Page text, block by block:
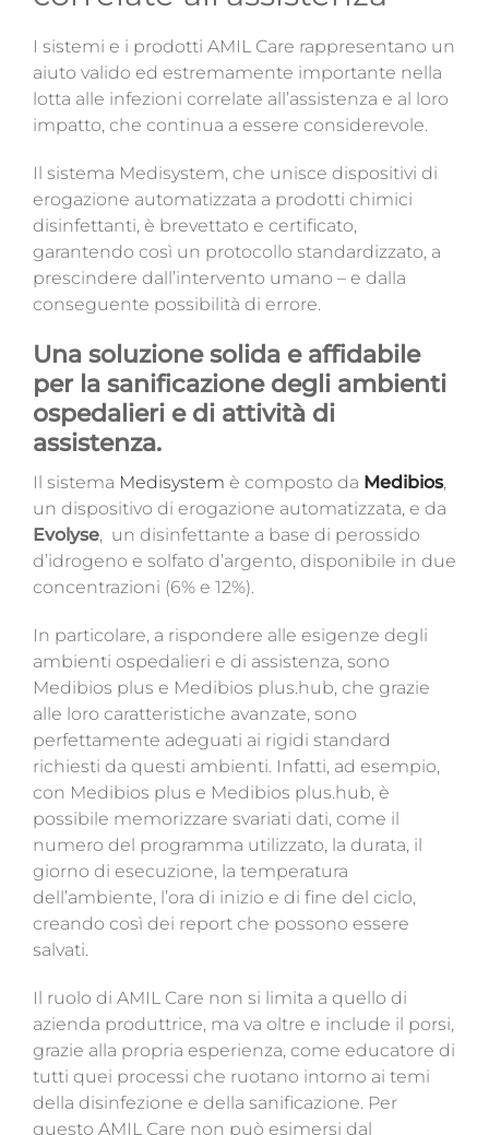
I sistemi e i prodotti AMIL Care rappresentano un
aiuto valido ed estremamente importante nella
lotta alle infezioni correlate all’assistenza e al loro
impatto, che continua a essere considerevole.
Il sistema Medisystem, che unisce dispositivi di
erogazione automatizzata a prodotti chimici
disinfettanti, è brevettato e certificato,
garantendo così un protocollo standardizzato, a
prescindere dall’intervento umano – e dalla
conseguente possibilità di errore.
Una soluzione solida e affidabile
per la sanificazione degli ambienti
ospedalieri e di attività di
assistenza.
Il sistema Medisystem è composto da Medibios,
un dispositivo di erogazione automatizzata, e da
Evolyse, un disinfettante a base di perossido
d’idrogeno e solfato d’argento, disponibile in due
concentrazioni (6% e 12%).
In particolare, a rispondere alle esigenze degli
ambienti ospedalieri e di assistenza, sono
Medibios plus e Medibios plus.hub, che grazie
alle loro caratteristiche avanzate, sono
perfettamente adeguati ai rigidi standard
richiesti da questi ambienti. Infatti, ad esempio,
con Medibios plus e Medibios plus.hub, è
possibile memorizzare svariati dati, come il
numero del programma utilizzato, la durata, il
giorno di esecuzione, la temperatura
dell’ambiente, l’ora di inizio e di fine del ciclo,
creando così dei report che possono essere
salvati.
Il ruolo di AMIL Care non si limita a quello di
azienda produttrice, ma va oltre e include il porsi,
grazie alla propria esperienza, come educatore di
tutti quei processi che ruotano intorno ai temi
della disinfezione e della sanificazione. Per
questo AMIL Care non può esimersi dal